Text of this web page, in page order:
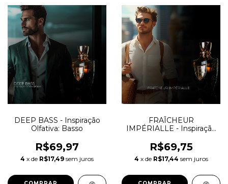
DEEP BASS - Inspiração
Olfativa: Basso
R$69,97
4 x de R$17,49 sem juros
FRAÎCHEUR
IMPÉRIALLE - Inspiração
R$69,75
4 x de R$17,44 sem juros